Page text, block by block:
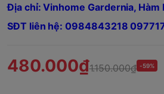
Địa chỉ: Vinhome Gardernia, Hàm
SĐT liên hệ: 0984843218
480.000₫1.150.000₫ -59%